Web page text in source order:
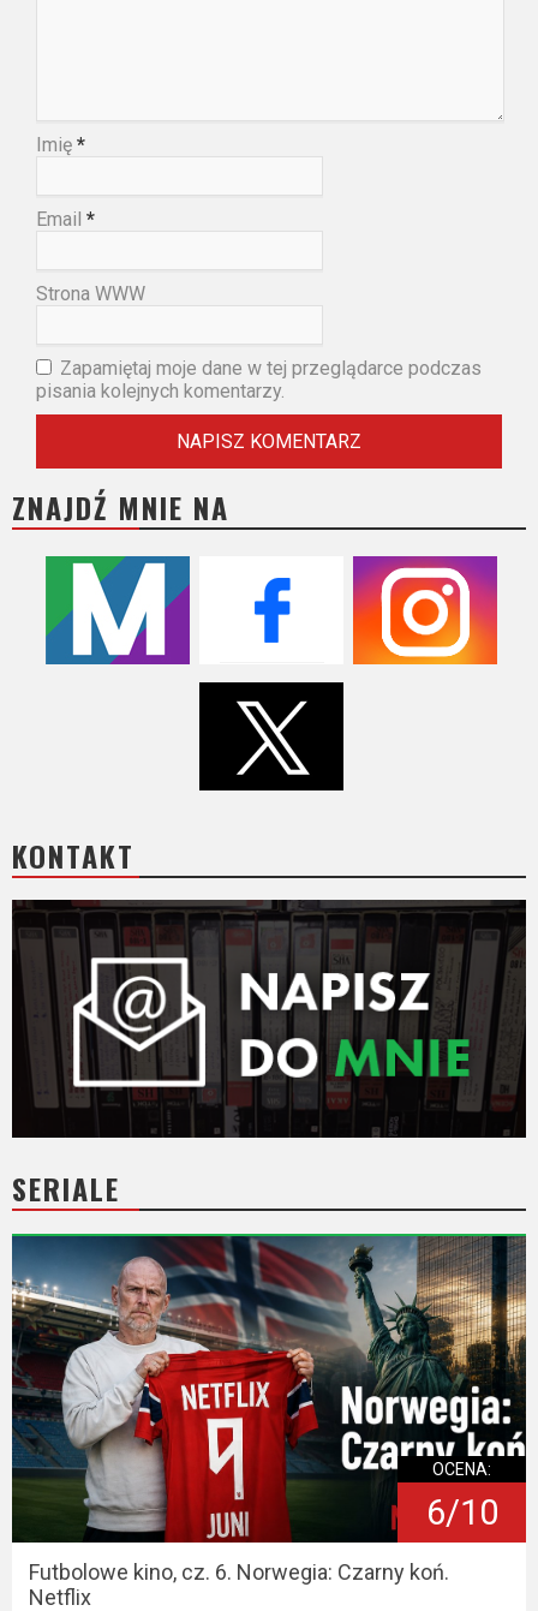
Imię *
Email *
Strona WWW
Zapamiętaj moje dane w tej przeglądarce podczas
pisania kolejnych komentarzy.
ZNAJDŹ MNIE NA
KONTAKT
SERIALE
OCENA:
6/10
Futbolowe kino, cz. 6. Norwegia: Czarny koń.
Netflix